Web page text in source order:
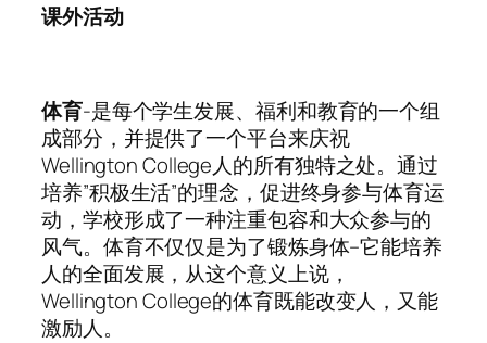
课外活动
体育-是每个学生发展、福利和教育的一个组
成部分，并提供了一个平台来庆祝
Wellington College人的所有独特之处。通过
培养”积极生活”的理念，促进终身参与体育运
动，学校形成了一种注重包容和大众参与的
风气。体育不仅仅是为了锻炼身体–它能培养
人的全面发展，从这个意义上说，
Wellington College的体育既能改变人，又能
激励人。